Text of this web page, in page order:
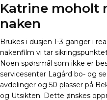
Katrine moholt
naken
Brukes i dusjen 1-3 ganger i
nakenfilm vi tar
Noen spørsmål som ikke er
servicesenter Lagård bo- og
avdelinger og 50 plasser på
og Utsikten. Dette ønskes